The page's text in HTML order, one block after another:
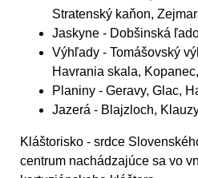
Stratenský kaňon,
Jaskyne - Dobšinská
Výhľady - Tomášovský
Havrania skala,
Planiny - Geravy, Glac,
Jazerá - Blajzloch,
Kláštorisko - srdce
centrum nachádzajúce sa vo